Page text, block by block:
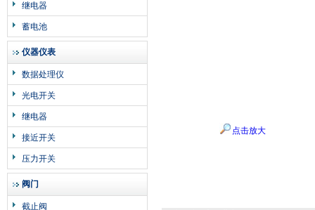
继电器
蓄电池
仪器仪表
数据处理仪
光电开关
继电器
接近开关
压力开关
阀门
截止阀
点击放大